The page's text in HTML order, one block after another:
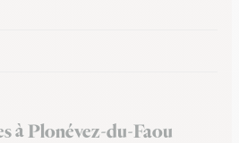
à Plonévez-du-Faou